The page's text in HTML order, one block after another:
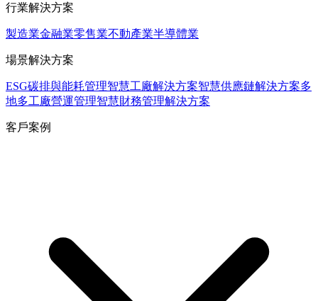
行業解決方案
製造業金融業零售業不動產業半導體業
場景解決方案
ESG碳排與能耗管理智慧工廠解決方案智慧供應鏈解決方案多
地多工廠營運管理智慧財務管理解決方案
客戶案例